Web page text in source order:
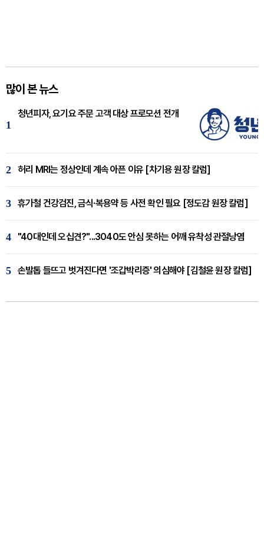
많이 본 뉴스
1
청년피자, 요기요 주문 고객 대상 프로모션 전개
2 허리 MRI는 정상인데 계속 아픈 이유 [차기용 원장 칼럼]
3 휴가철 건강검진, 금식·복용약 등 사전 확인 필요 [정도감 원장 칼럼]
4 "40대인데 오십견?"...3040도 안심 못하는 어깨 유착성 관절낭염
5 손발톱 들뜨고 벗겨진다면 '조갑박리증' 의심해야 [김철윤 원장 칼럼]